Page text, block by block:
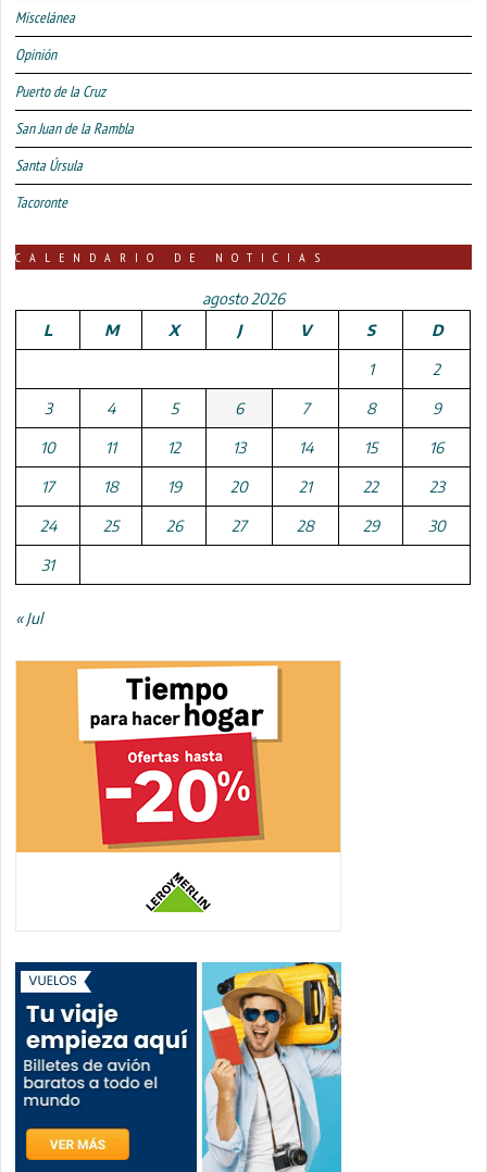
Miscelánea
Opinión
Puerto de la Cruz
San Juan de la Rambla
Santa Úrsula
Tacoronte
CALENDARIO DE NOTICIAS
agosto 2026
L
M X J V S D
1 2
3 4 5 6 7 8 9
10 11 12 13 14 15 16
17 18 19 20 21 22 23
24 25 26 27 28 29 30
31
« Jul